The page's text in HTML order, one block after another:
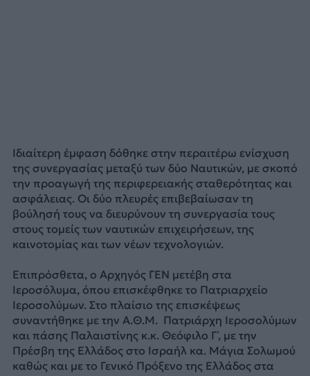
Ιδιαίτερη έμφαση δόθηκε στην περαιτέρω ενίσχυση
της συνεργασίας μεταξύ των δύο Ναυτικών, με σκοπό
την προαγωγή της περιφερειακής σταθερότητας και
ασφάλειας. Οι δύο πλευρές επιβεβαίωσαν τη
βούλησή τους να διευρύνουν τη συνεργασία τους
στους τομείς των ναυτικών επιχειρήσεων, της
καινοτομίας και των νέων τεχνολογιών.
Επιπρόσθετα, ο Αρχηγός ΓΕΝ μετέβη στα
Ιεροσόλυμα, όπου επισκέφθηκε το Πατριαρχείο
Ιεροσολύμων. Στο πλαίσιο της επισκέψεως
συναντήθηκε με την Α.Θ.Μ. Πατριάρχη Ιεροσολύμων
και πάσης Παλαιστίνης κ.κ. Θεόφιλο Γ΄, με την
Πρέσβη της Ελλάδος στo Ισραήλ κα. Μάγια Σολωμού
καθώς και με το Γενικό Πρόξενο της Ελλάδος στα